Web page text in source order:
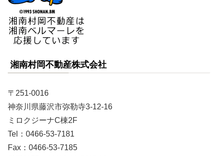
湘南村岡不動産株式会社
〒251-0016
神奈川県藤沢市弥勒寺3-12-16
ミロクジーナC棟2F
Tel：0466-53-7181
Fax：0466-53-7185